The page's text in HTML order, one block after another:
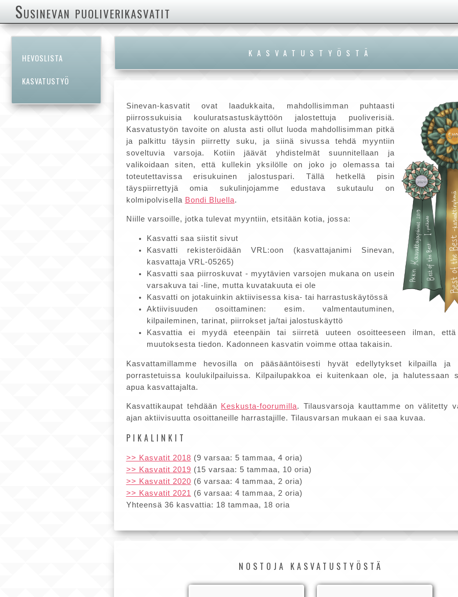
Susinevan puoliverikasvatit
HEVOSLISTA
KASVATUSTYÖ
KASVATUSTYÖSTÄ
Sinevan-kasvatit ovat laadukkaita, mahdollisimman puhtaasti
piirrossukuisia kouluratsastuskäyttöön jalostettuja puoliverisiä.
Kasvatustyön tavoite on alusta asti ollut luoda mahdollisimman pitkä
ja palkittu täysin piirretty suku, ja siinä sivussa tehdä myyntiin
soveltuvia varsoja. Kotiin jäävät yhdistelmät suunnitellaan ja
valikoidaan siten, että kullekin yksilölle on joko jo olemassa tai
toteutettavissa erisukuinen jalostuspari. Tällä hetkellä pisin
täyspiirrettyjä omia sukulinjojamme edustava sukutaulu on
kolmipolvisella Bondi Bluella.
Niille varsoille, jotka tulevat myyntiin, etsitään kotia, jossa:
Kasvatti saa siistit sivut
Kasvatti rekisteröidään VRL:oon (kasvattajanimi Sinevan,
kasvattaja VRL-05265)
Kasvatti saa piirroskuvat - myytävien varsojen mukana on usein
varsakuva tai -line, mutta kuvatakuuta ei ole
Kasvatti on jotakuinkin aktiivisessa kisa- tai harrastuskäytössä
Aktiivisuuden osoittaminen: esim. valmentautuminen,
kilpaileminen, tarinat, piirrokset ja/tai jalostuskäyttö
Kasvattia ei myydä eteenpäin tai siirretä uuteen osoitteeseen ilman, että
muutoksesta tiedon. Kadonneen kasvatin voimme ottaa takaisin.
Kasvattamillamme hevosilla on pääsääntöisesti hyvät edellytykset kilpailla ja
porrastetuissa koulukilpailuissa. Kilpailupakkoa ei kuitenkaan ole, ja halutessaan
apua kasvattajalta.
Kasvattikaupat tehdään Keskusta-foorumilla. Tilausvarsoja kauttamme on välitetty
ajan aktiivisuutta osoittaneille harrastajille. Tilausvarsan mukaan ei saa kuvaa.
PIKALINKIT
>> Kasvatit 2018 (9 varsaa: 5 tammaa, 4 oria)
>> Kasvatit 2019 (15 varsaa: 5 tammaa, 10 oria)
>> Kasvatit 2020 (6 varsaa: 4 tammaa, 2 oria)
>> Kasvatit 2021 (6 varsaa: 4 tammaa, 2 oria)
Yhteensä 36 kasvattia: 18 tammaa, 18 oria
NOSTOJA KASVATUSTYÖSTÄ